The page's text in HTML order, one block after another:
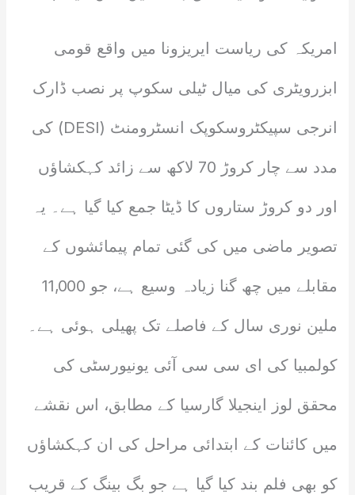
امریکہ کی ریاست ایریزونا میں واقع قومی
ابزرویٹری کی میال ٹیلی سکوپ پر نصب ڈارک
انرجی سپیکٹروسکوپک انسٹرومنٹ (DESI) کی
مدد سے چار کروڑ 70 لاکھ سے زائد کہکشاؤں
اور دو کروڑ ستاروں کا ڈیٹا جمع کیا گیا ہے۔ یہ
تصویر ماضی میں کی گئی تمام پیمائشوں کے
مقابلے میں چھ گنا زیادہ وسیع ہے، جو 11,000
ملین نوری سال کے فاصلے تک پھیلی ہوئی ہے۔
کولمبیا کی ای سی سی آئی یونیورسٹی کی
محقق لوز اینجیلا گارسیا کے مطابق، اس نقشے
میں کائنات کے ابتدائی مراحل کی ان کہکشاؤں
کو بھی فلم بند کیا گیا ہے جو بگ بینگ کے قریب